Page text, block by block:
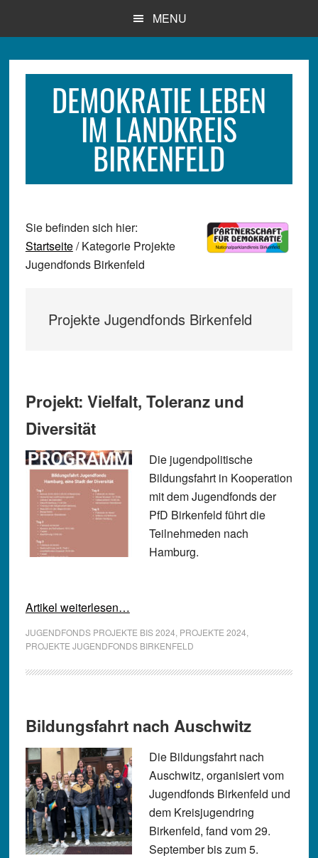
MENU
DEMOKRATIE LEBEN
IM LANDKREIS
BIRKENFELD
Sie befinden sich hier:
Startseite/ Kategorie Projekte
Jugendfonds Birkenfeld
Projekte Jugendfonds Birkenfeld
Projekt: Vielfalt, Toleranz und
Diversität
Die jugendpolitische
Bildungsfahrt in Kooperation
mit dem Jugendfonds der
PfD Birkenfeld führt die
Teilnehmeden nach
Hamburg.
Artikel weiterlesen…
JUGENDFONDS PROJEKTE BIS 2024 PROJEKTE 2024
PROJEKTE JUGENDFONDS BIRKENFELD
Bildungsfahrt nach Auschwitz
Die Bildungsfahrt nach
Auschwitz, organisiert vom
Jugendfonds Birkenfeld und
dem Kreisjugendring
Birkenfeld, fand vom 29.
September bis zum 5.